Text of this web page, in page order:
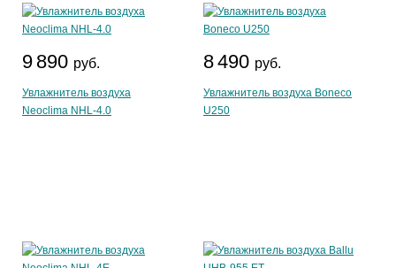
9 890 руб.
Увлажнитель воздуха
Neoclima NHL-4.0
8 490 руб.
Увлажнитель воздуха Boneco
U250